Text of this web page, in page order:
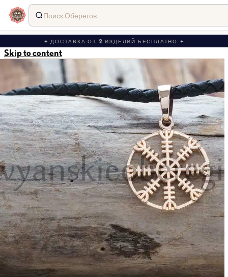
✦ ДОСТАВКА ОТ 2 ИЗДЕЛИЙ БЕСПЛАТНО ✦
Skip to content
Поиск Оберегов